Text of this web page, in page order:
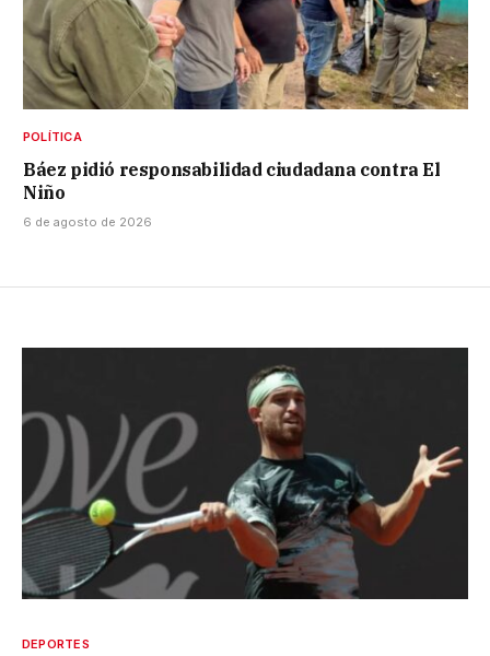
POLÍTICA
Báez pidió responsabilidad ciudadana contra El
Niño
6 de agosto de 2026
DEPORTES